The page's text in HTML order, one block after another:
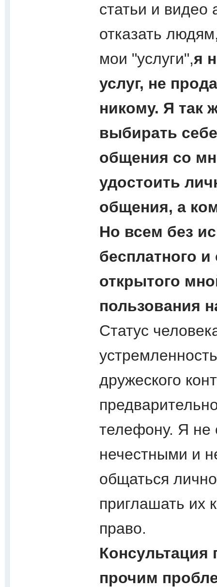
статьи и видео
отказать
мои "услуги",я
услуг, не
никому. Я так
выбирать
общения со
удостоить
общения, а
Но всем без
бесплатного
открытого
пользования
Статус
дружеского
телефону. Я
нечестными и
общаться
приглашать их
право.
Консультация
прочим